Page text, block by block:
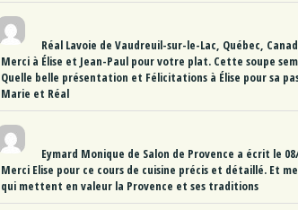
Réal Lavoie de Vaudreuil-sur-le-Lac, Québec,
Merci à Élise et Jean-Paul pour votre plat. Cette soupe
Quelle belle présentation et Félicitations à Élise pour sa
Marie et Réal
Eymard Monique de Salon de Provence a écrit le
Merci Elise pour ce cours de cuisine précis et détaillé. Et
qui mettent en valeur la Provence et ses traditions